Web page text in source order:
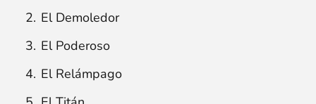
El Demoledor
El Poderoso
El Relámpago